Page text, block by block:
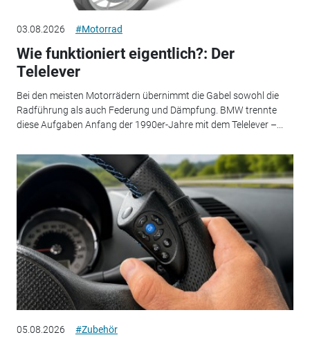
03.08.2026 #Motorrad
Wie funktioniert eigentlich?: Der
Telelever
Bei den meisten Motorrädern übernimmt die Gabel sowohl die
Radführung als auch Federung und Dämpfung. BMW trennte
diese Aufgaben Anfang der 1990er-Jahre mit dem Telelever –...
05.08.2026 #Zubehör